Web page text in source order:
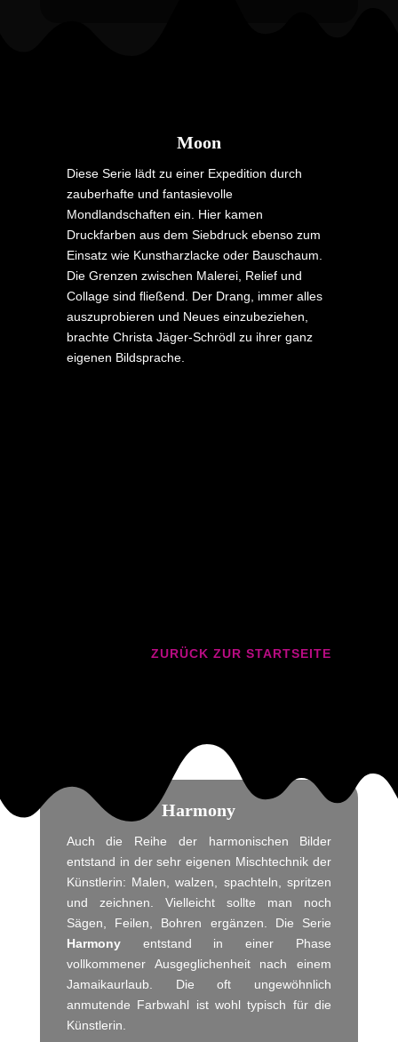
Moon
Diese Serie lädt zu einer Expedition durch
zauberhafte und fantasievolle
Mondlandschaften ein. Hier kamen
Druckfarben aus dem Siebdruck ebenso zum
Einsatz wie Kunstharzlacke oder Bauschaum.
Die Grenzen zwischen Malerei, Relief und
Collage sind fließend. Der Drang, immer alles
auszuprobieren und Neues einzubeziehen,
brachte Christa Jäger-Schrödl zu ihrer ganz
eigenen Bildsprache.
ZURÜCK ZUR STARTSEITE
Harmony
Auch die Reihe der harmonischen Bilder
entstand in der sehr eigenen Mischtechnik der
Künstlerin: Malen, walzen, spachteln, spritzen
und zeichnen. Vielleicht sollte man noch
Sägen, Feilen, Bohren ergänzen. Die Serie
Harmonyentstand in einer Phase
vollkommener Ausgeglichenheit nach einem
Jamaikaurlaub. Die oft ungewöhnlich
anmutende Farbwahl ist wohl typisch für die
Künstlerin.